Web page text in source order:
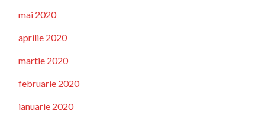
mai 2020
aprilie 2020
martie 2020
februarie 2020
ianuarie 2020